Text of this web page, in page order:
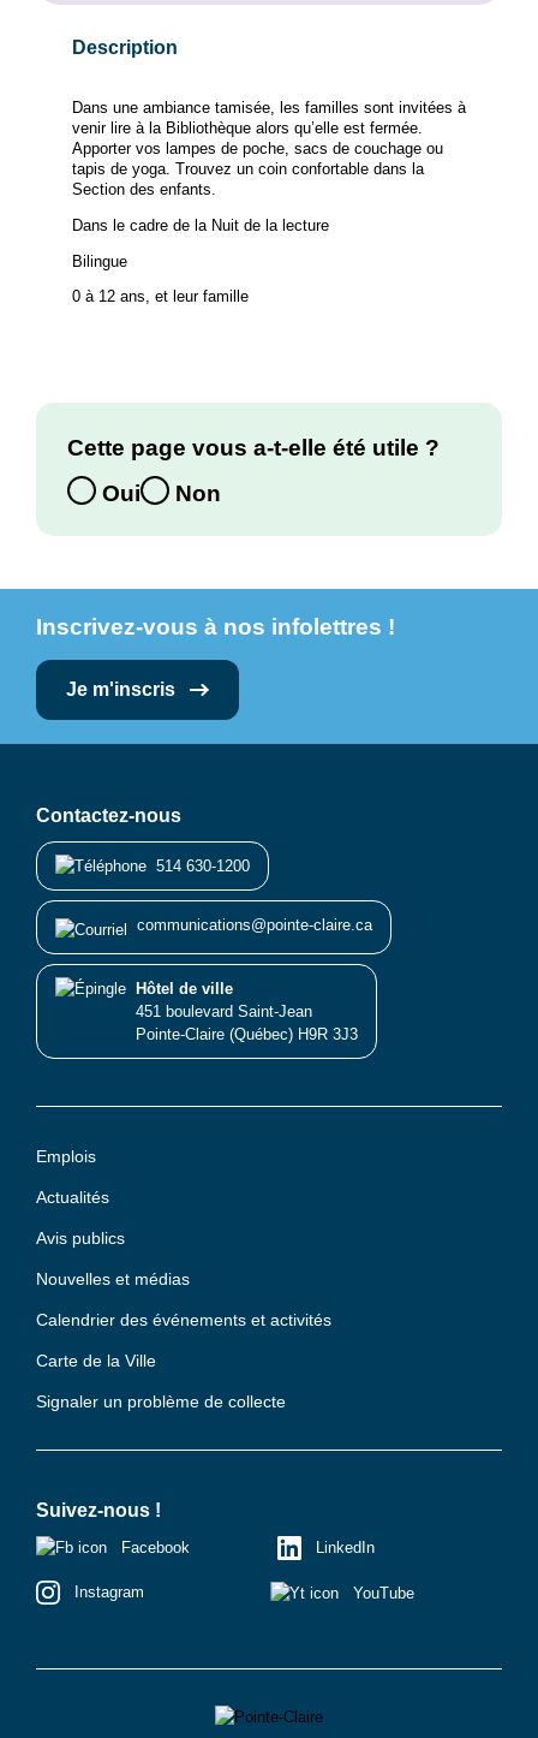
Description
Dans une ambiance tamisée, les familles sont invitées à
venir lire à la Bibliothèque alors qu’elle est fermée.
Apporter vos lampes de poche, sacs de couchage ou
tapis de yoga. Trouvez un coin confortable dans la
Section des enfants.
Dans le cadre de la Nuit de la lecture
Bilingue
0 à 12 ans, et leur famille
Cette page vous a-t-elle été utile ?
Oui
Non
Inscrivez-vous à nos infolettres !
Je m'inscris
Emplois
Actualités
Avis publics
Nouvelles et médias
Calendrier des événements et activités
Carte de la Ville
Signaler un problème de collecte
Contactez-nous
514 630-1200
communications@pointe-claire.ca
Hôtel de ville
451 boulevard Saint-Jean
Pointe-Claire (Québec) H9R 3J3
Suivez-nous !
Facebook
Instagram
LinkedIn
YouTube